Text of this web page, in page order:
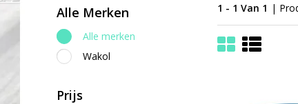
Alle Merken
Alle merken
Wakol
Prijs
1 - 1 Van 1 |